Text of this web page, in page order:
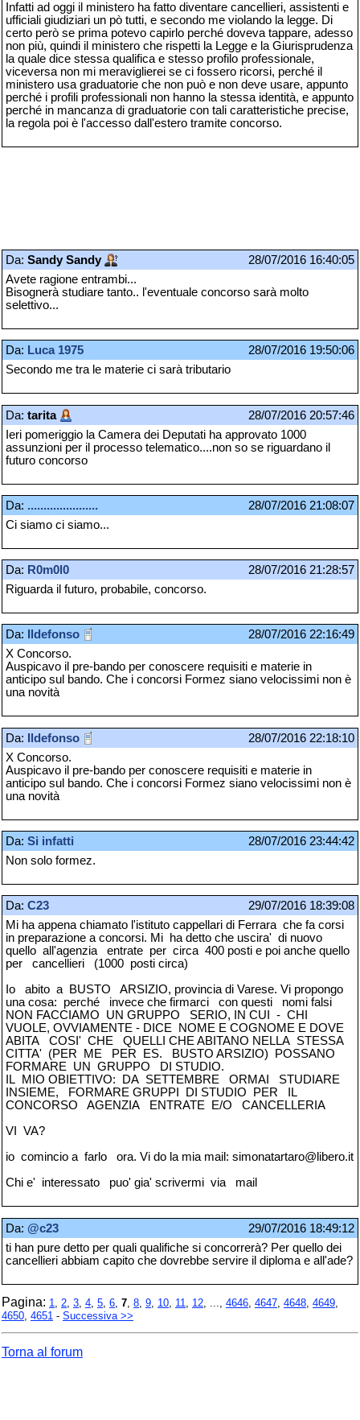
Infatti ad oggi il ministero ha fatto diventare cancellieri, assistenti e
ufficiali giudiziari un pò tutti, e secondo me violando la legge. Di
certo però se prima potevo capirlo perché doveva tappare, adesso
non più, quindi il ministero che rispetti la Legge e la Giurisprudenza
la quale dice stessa qualifica e stesso profilo professionale,
viceversa non mi meraviglierei se ci fossero ricorsi, perché il
ministero usa graduatorie che non può e non deve usare, appunto
perché i profili professionali non hanno la stessa identità, e appunto
perché in mancanza di graduatorie con tali caratteristiche precise,
la regola poi è l'accesso dall'estero tramite concorso.
Da: Sandy Sandy
28/07/2016 16:40:05
Avete ragione entrambi...
Bisognerà studiare tanto.. l'eventuale concorso sarà molto
selettivo...
Da: Luca 1975
28/07/2016 19:50:06
Secondo me tra le materie ci sarà tributario
Da: tarita
28/07/2016 20:57:46
Ieri pomeriggio la Camera dei Deputati ha approvato 1000
assunzioni per il processo telematico....non so se riguardano il
futuro concorso
Da: ......................
28/07/2016 21:08:07
Ci siamo ci siamo...
Da: R0m0l0
28/07/2016 21:28:57
Riguarda il futuro, probabile, concorso.
Da: Ildefonso
28/07/2016 22:16:49
X Concorso.
Auspicavo il pre-bando per conoscere requisiti e materie in
anticipo sul bando. Che i concorsi Formez siano velocissimi non è
una novità
Da: Ildefonso
28/07/2016 22:18:10
X Concorso.
Auspicavo il pre-bando per conoscere requisiti e materie in
anticipo sul bando. Che i concorsi Formez siano velocissimi non è
una novità
Da: Si infatti
28/07/2016 23:44:42
Non solo formez.
Da: C23
29/07/2016 18:39:08
Mi ha appena chiamato l'istituto cappellari di Ferrara che fa corsi
in preparazione a concorsi. Mi ha detto che uscira' di nuovo
quello all'agenzia entrate per circa 400 posti e poi anche quello
per cancellieri (1000 posti circa)
Io abito a BUSTO ARSIZIO, provincia di Varese. Vi propongo
una cosa: perché invece che firmarci con questi nomi falsi
NON FACCIAMO UN GRUPPO SERIO, IN CUI - CHI
VUOLE, OVVIAMENTE - DICE NOME E COGNOME E DOVE
ABITA COSI' CHE QUELLI CHE ABITANO NELLA STESSA
CITTA' (PER ME PER ES. BUSTO ARSIZIO) POSSANO
FORMARE UN GRUPPO DI STUDIO.
IL MIO OBIETTIVO: DA SETTEMBRE ORMAI STUDIARE
INSIEME, FORMARE GRUPPI DI STUDIO PER IL
CONCORSO AGENZIA ENTRATE E/O CANCELLERIA
VI VA?
io comincio a farlo ora. Vi do la mia mail: simonatartaro@libero.it
Chi e' interessato puo' gia' scrivermi via mail
Da: @c23
29/07/2016 18:49:12
ti han pure detto per quali qualifiche si concorrerà? Per quello dei
cancellieri abbiam capito che dovrebbe servire il diploma e all'ade?
Pagina: 1, 2, 3, 4, 5, 6, 7, 8, 9, 10, 11, 12, ..., 4646, 4647, 4648, 4649,
4650, 4651 - Successiva >>
Torna al forum